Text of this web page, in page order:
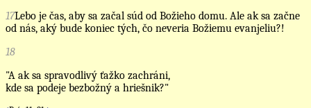
17Lebo je čas, aby sa začal súd od Božieho domu. Ale ak sa začne
od nás, aký bude koniec tých, čo neveria Božiemu evanjeliu?!
18
"A ak sa spravodlivý ťažko zachráni,
kde sa podeje bezbožný a hriešnik?"